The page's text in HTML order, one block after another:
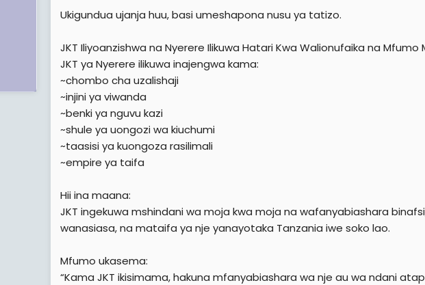
Ukigundua ujanja huu, basi umeshapona nusu ya tatizo.
JKT Iliyoanzishwa na Nyerere Ilikuwa Hatari Kwa Walionufaika na Mfumo
JKT ya Nyerere ilikuwa inajengwa kama:
~chombo cha uzalishaji
~injini ya viwanda
~benki ya nguvu kazi
~shule ya uongozi wa kiuchumi
~taasisi ya kuongoza rasilimali
~empire ya taifa
Hii ina maana:
JKT ingekuwa mshindani wa moja kwa moja na wafanyabiashara
wanasiasa, na mataifa ya nje yanayotaka Tanzania iwe soko lao.
Mfumo ukasema:
“Kama JKT ikisimama, hakuna mfanyabiashara wa nje au wa ndani